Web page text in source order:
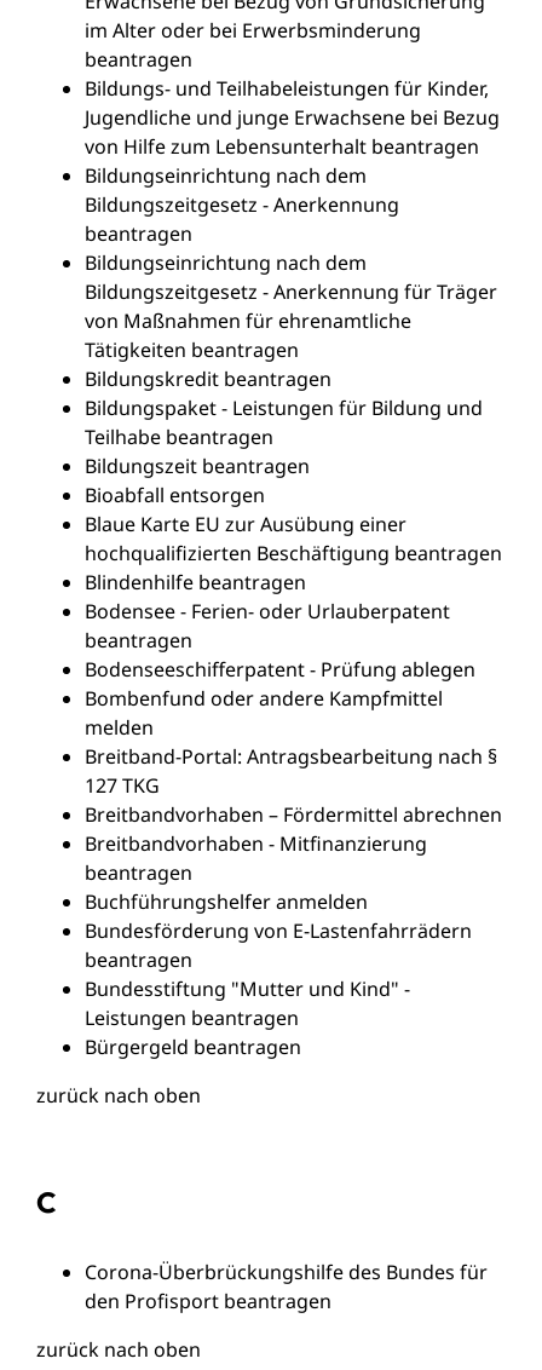
im Alter oder bei Erwerbsminderung
beantragen
Bildungs- und Teilhabeleistungen für Kinder,
Jugendliche und junge Erwachsene bei Bezug
von Hilfe zum Lebensunterhalt beantragen
Bildungseinrichtung nach dem
Bildungszeitgesetz - Anerkennung
beantragen
Bildungseinrichtung nach dem
Bildungszeitgesetz - Anerkennung für Träger
von Maßnahmen für ehrenamtliche
Tätigkeiten beantragen
Bildungskredit beantragen
Bildungspaket - Leistungen für Bildung und
Teilhabe beantragen
Bildungszeit beantragen
Bioabfall entsorgen
Blaue Karte EU zur Ausübung einer
hochqualifizierten Beschäftigung beantragen
Blindenhilfe beantragen
Bodensee - Ferien- oder Urlauberpatent
beantragen
Bodenseeschifferpatent - Prüfung ablegen
Bombenfund oder andere Kampfmittel
melden
Breitband-Portal: Antragsbearbeitung nach §
127 TKG
Breitbandvorhaben – Fördermittel abrechnen
Breitbandvorhaben - Mitfinanzierung
beantragen
Buchführungshelfer anmelden
Bundesförderung von E-Lastenfahrrädern
beantragen
Bundesstiftung "Mutter und Kind" -
Leistungen beantragen
Bürgergeld beantragen
zurück nach oben
C
Corona-Überbrückungshilfe des Bundes für
den Profisport beantragen
zurück nach oben